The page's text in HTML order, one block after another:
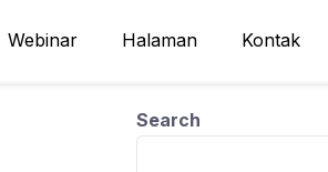
Webinar Halaman Kontak
Search